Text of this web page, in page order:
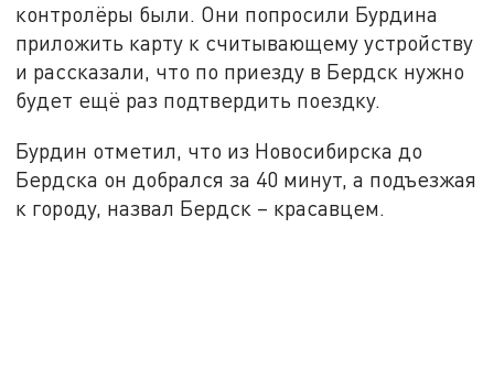
контролёры были. Они попросили Бурдина
приложить карту к считывающему устройству
и рассказали, что по приезду в Бердск нужно
будет ещё раз подтвердить поездку.
Бурдин отметил, что из Новосибирска до
Бердска он добрался за 40 минут, а подъезжая
к городу, назвал Бердск – красавцем.